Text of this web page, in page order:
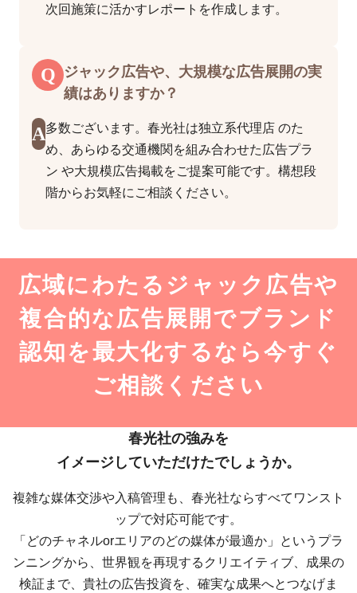
次回施策に活かすレポートを作成します。
Q
ジャック広告や、大規模な広告展開の実
績はありますか？
A多数ございます。春光社は独立系代理店 のた
め、あらゆる交通機関を組み合わせた広告プラ
ン や大規模広告掲載をご提案可能です。構想段
階からお気軽にご相談ください。
広域にわたるジャック広告や
複合的な広告展開でブランド
認知を最大化するなら今すぐ
ご相談ください
春光社の強みを
イメージしていただけたでしょうか。
複雑な媒体交渉や入稿管理も、春光社ならすべてワンスト
ップで対応可能です。
「どのチャネルorエリアのどの媒体が最適か」というプラ
ンニングから、 世界観を再現するクリエイティブ、成果の
検証まで、 貴社の広告投資を、確実な成果へとつなげま